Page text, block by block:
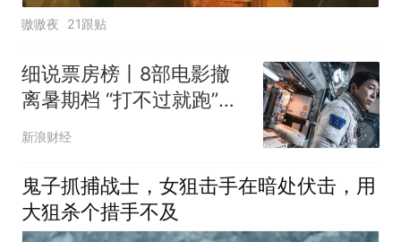
嗷嗷夜 21跟贴
细说票房榜丨8部电影撤
离暑期档 “打不过就跑”真
的有效？
新浪财经
鬼子抓捕战士，女狙击手在暗处伏击，用
大狙杀个措手不及